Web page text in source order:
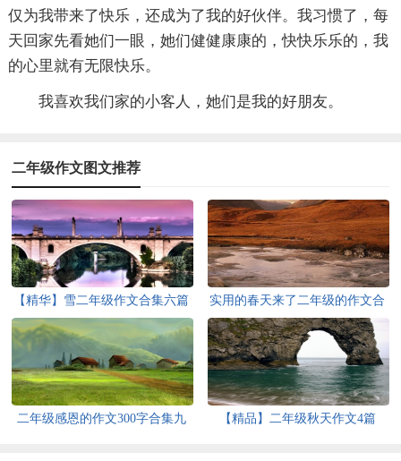
仅为我带来了快乐，还成为了我的好伙伴。我习惯了，每
天回家先看她们一眼，她们健健康康的，快快乐乐的，我
的心里就有无限快乐。
我喜欢我们家的小客人，她们是我的好朋友。
二年级作文图文推荐
【精华】雪二年级作文合集六篇
实用的春天来了二年级的作文合
集7篇
二年级感恩的作文300字合集九
【精品】二年级秋天作文4篇